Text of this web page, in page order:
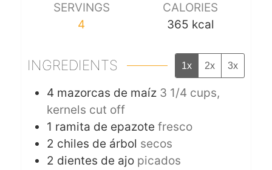
SERVINGS
4
CALORIES
365 kcal
INGREDIENTS 1x 2x 3x
4 mazorcas de maíz 3 1/4 cups,
kernels cut off
1 ramita de epazote fresco
2 chiles de árbol secos
2 dientes de ajo picados